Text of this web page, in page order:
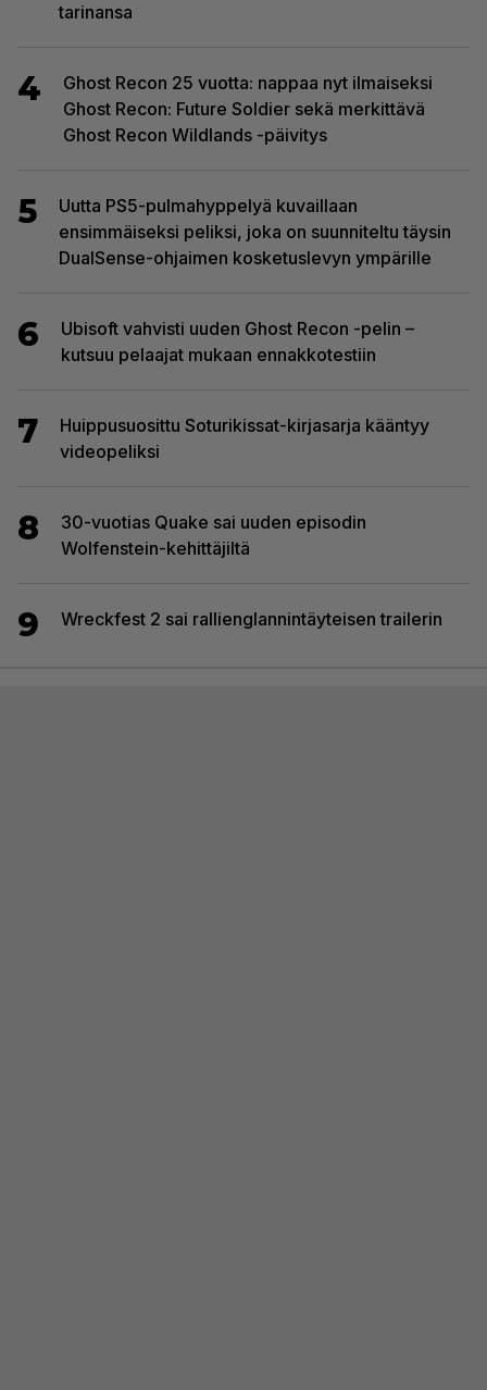
tarinansa
4
Ghost Recon 25 vuotta: nappaa nyt ilmaiseksi
Ghost Recon: Future Soldier sekä merkittävä
Ghost Recon Wildlands -päivitys
5
Uutta PS5-pulmahyppelyä kuvaillaan
ensimmäiseksi peliksi, joka on suunniteltu täysin
DualSense-ohjaimen kosketuslevyn ympärille
6
Ubisoft vahvisti uuden Ghost Recon -pelin –
kutsuu pelaajat mukaan ennakkotestiin
7
Huippusuosittu Soturikissat-kirjasarja kääntyy
videopeliksi
8
30-vuotias Quake sai uuden episodin
Wolfenstein-kehittäjiltä
9 Wreckfest 2 sai rallienglannintäyteisen trailerin